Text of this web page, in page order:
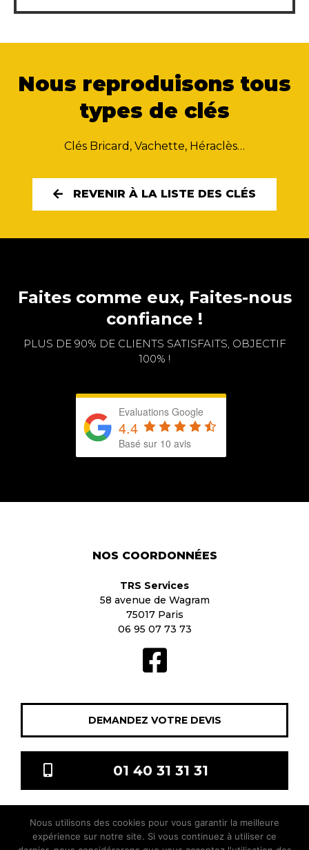
Nous reproduisons tous
types de clés
Clés Bricard, Vachette, Héraclès…
REVENIR À LA LISTE DES CLÉS
Faites comme eux, Faites-nous
confiance !
PLUS DE 90% DE CLIENTS SATISFAITS, OBJECTIF
100% !
Evaluations Google
4.4
Basé sur 10 avis
NOS COORDONNÉES
TRS Services
58 avenue de Wagram
75017 Paris
06 95 07 73 73
DEMANDEZ VOTRE DEVIS
01 40 31 31 31
TRS Services © 2021 Tous droits réservés | Mentions légales
Nous utilisons des cookies pour vous garantir la meilleure
expérience sur notre site. Si vous continuez à utiliser ce